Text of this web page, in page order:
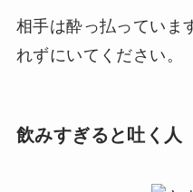
相手は酔っ払っていま
れずにいてください。
飲みすぎると吐く人